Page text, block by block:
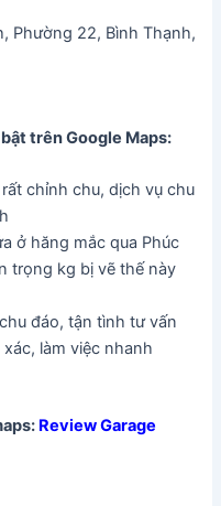
Phường 22, Bình Thạnh,
trên Google Maps:
rất chỉnh chu, dịch vụ chu
ở hăng mắc qua Phúc
trọng kg bị vẽ thế này
đáo, tận tình tư vấn
làm việc nhanh
Review Garage